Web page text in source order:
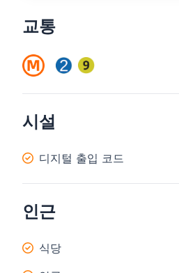
교통
시설
디지털 출입 코드
인근
식당